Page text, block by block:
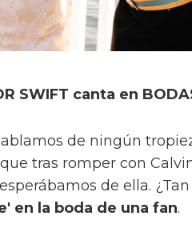
SWIFT canta en
de ningún
tras romper con
de ella.
en la boda de una fan.